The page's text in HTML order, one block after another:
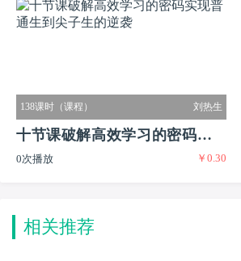
138课时（课程） 刘热生
十节课破解高效学习的密码实现
普通生到尖子生的逆袭
0次播放 ￥0.30
相关推荐